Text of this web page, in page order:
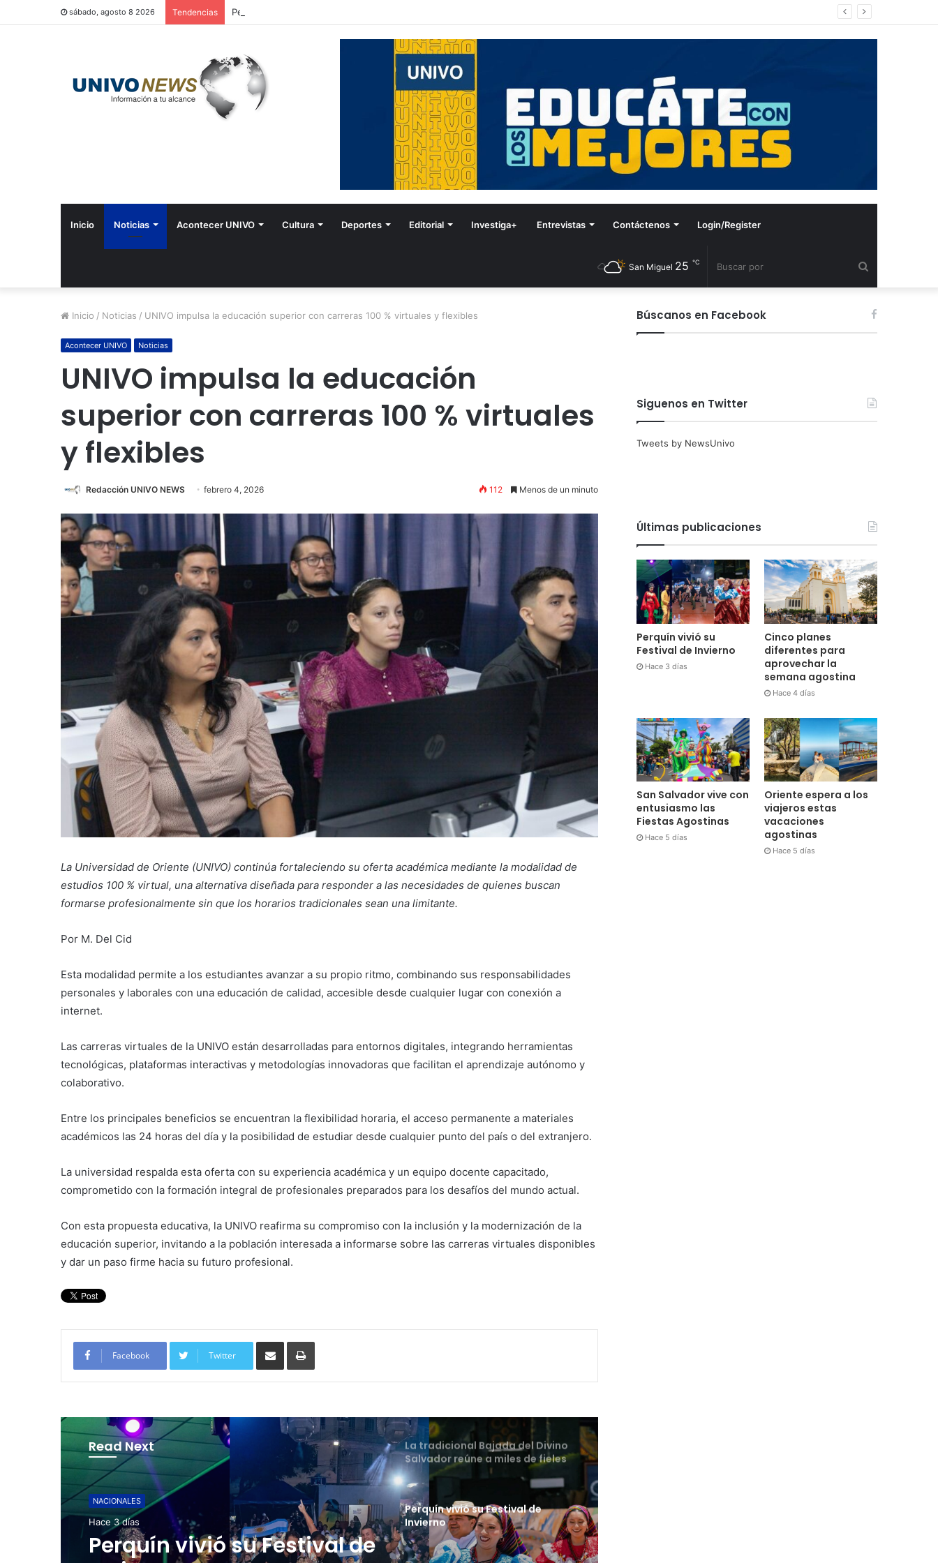
sábado, agosto 8 2026 Tendencias Perquín vivió su Festival de Invierno
Inicio Noticias Acontecer UNIVO Cultura Deportes Editorial Investiga+ Entrevistas Contáctenos Login/Register
por
San Miguel 25 ℃
Inicio / Noticias / UNIVO impulsa la educación superior con carreras 100 % virtuales y flexibles
Acontecer UNIVO Noticias
UNIVO impulsa la educación
superior con carreras 100 % virtuales
y flexibles
Redacción UNIVO NEWS febrero 4, 2026 112 Menos de un minuto
La Universidad de Oriente (UNIVO) continúa fortaleciendo su oferta académica mediante la modalidad de
estudios 100 % virtual, una alternativa diseñada para responder a las necesidades de quienes buscan
formarse profesionalmente sin que los horarios tradicionales sean una limitante.
Por M. Del Cid
Esta modalidad permite a los estudiantes avanzar a su propio ritmo, combinando sus responsabilidades
personales y laborales con una educación de calidad, accesible desde cualquier lugar con conexión a
internet.
Las carreras virtuales de la UNIVO están desarrolladas para entornos digitales, integrando herramientas
tecnológicas, plataformas interactivas y metodologías innovadoras que facilitan el aprendizaje autónomo y
colaborativo.
Entre los principales beneficios se encuentran la flexibilidad horaria, el acceso permanente a materiales
académicos las 24 horas del día y la posibilidad de estudiar desde cualquier punto del país o del extranjero.
La universidad respalda esta oferta con su experiencia académica y un equipo docente capacitado,
comprometido con la formación integral de profesionales preparados para los desafíos del mundo actual.
Con esta propuesta educativa, la UNIVO reafirma su compromiso con la inclusión y la modernización de la
educación superior, invitando a la población interesada a informarse sobre las carreras virtuales disponibles
y dar un paso firme hacia su futuro profesional.
Facebook Twitter
Compartir por correo electrónicoImprimir
Read Next
NACIONALES
Hace 3 días
NACIONALES
Hace 4 días
Suben los precios de los
Peregrinación Camino de San
Óscar Romero inicia recorrido
UNIVO fortalece la formación de
salvadoreños con experiencias
prácticas en su Laboratorio de
Comunicaciones
profesionales del futuro
La tradicional Bajada del Divino
Perquín vivió su Festival de
Invierno
Cinco planes diferentes para
aprovechar la semana agostina
Búscanos en Facebook
Siguenos en Twitter
Tweets by NewsUnivo
Últimas publicaciones
Perquín vivió su
Festival de Invierno
Hace 3 días
Cinco planes
diferentes para
aprovechar la
semana agostina
Hace 4 días
San Salvador vive con
entusiasmo las
Fiestas Agostinas
Hace 5 días
Oriente espera a los
viajeros estas
vacaciones
agostinas
Hace 5 días